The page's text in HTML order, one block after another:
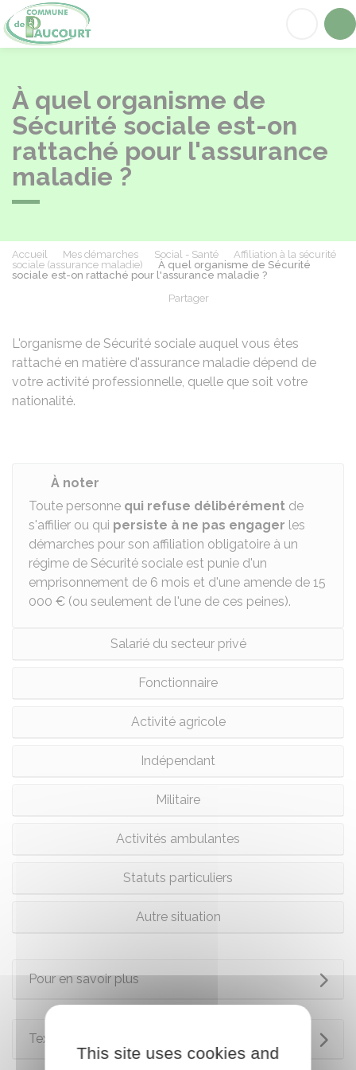
À quel organisme de
Sécurité sociale est-on
rattaché pour l'assurance
maladie ?
Accueil Mes démarches Social - Santé
Affiliation à la sécurité
sociale (assurance maladie)
À quel organisme de Sécurité
sociale est-on rattaché pour l'assurance maladie ?
Partager
L'organisme de Sécurité sociale auquel vous êtes
rattaché en matière d'assurance maladie dépend de
votre activité professionnelle, quelle que soit votre
nationalité.
À noter
Toute personne qui refuse délibérément de
s'affilier ou qui persiste à ne pas engager les
démarches pour son affiliation obligatoire à un
régime de Sécurité sociale est punie d'un
emprisonnement de 6 mois et d'une amende de 15
000 € (ou seulement de l'une de ces peines).
Salarié du secteur privé
Fonctionnaire
Activité agricole
Indépendant
Militaire
Activités ambulantes
Statuts particuliers
Autre situation
Pour en savoir plus
Textes de référence
This site uses cookies and